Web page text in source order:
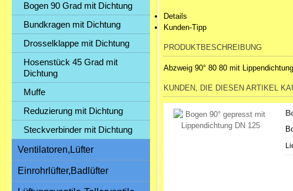
Details
Kunden-Tipp
PRODUKTBESCHREIBUNG
Abzweig 90° 80 80 mit Lippendichtung
KUNDEN, DIE DIESEN ARTIKEL
Bogen 90 Grad mit Dichtung
Bundkragen mit Dichtung
Drosselklappe mit Dichtung
Hosenstück 45 Grad mit
Dichtung
Muffe
Reduzierung mit Dichtung
Steckverbinder mit Dichtung
Ventilatoren,Lüfter
Einrohrlüfter,Badlüfter